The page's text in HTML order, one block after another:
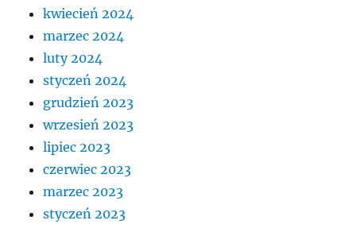
kwiecień 2024
marzec 2024
luty 2024
styczeń 2024
grudzień 2023
wrzesień 2023
lipiec 2023
czerwiec 2023
marzec 2023
styczeń 2023